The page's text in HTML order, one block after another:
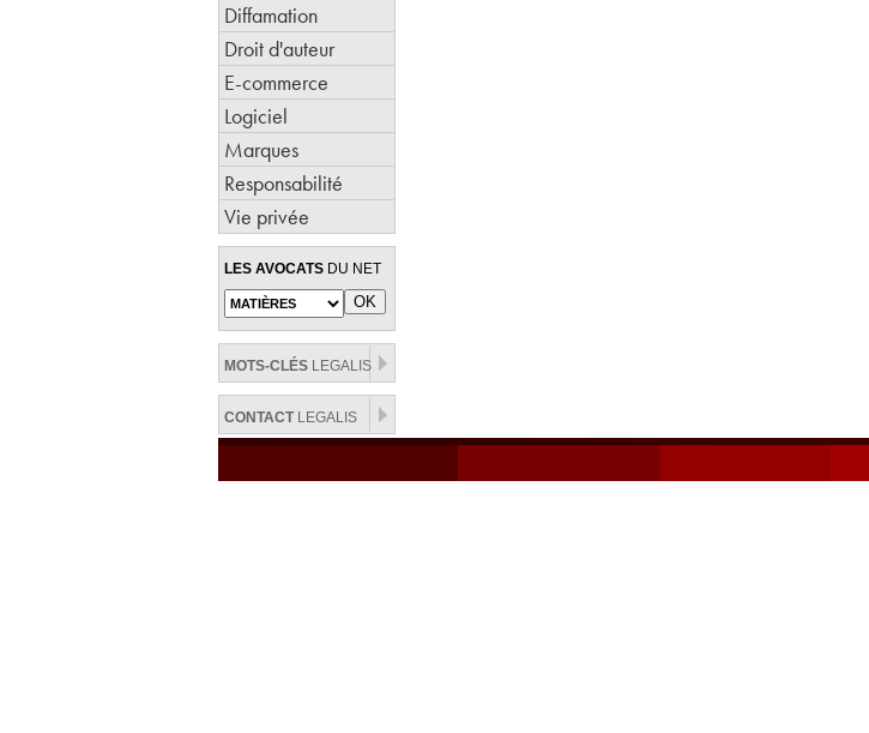
Diffamation
Droit d'auteur
E-commerce
Logiciel
Marques
Responsabilité
Vie privée
LES AVOCATS DU NET
MOTS-CLÉS LEGALIS
CONTACTLEGALIS